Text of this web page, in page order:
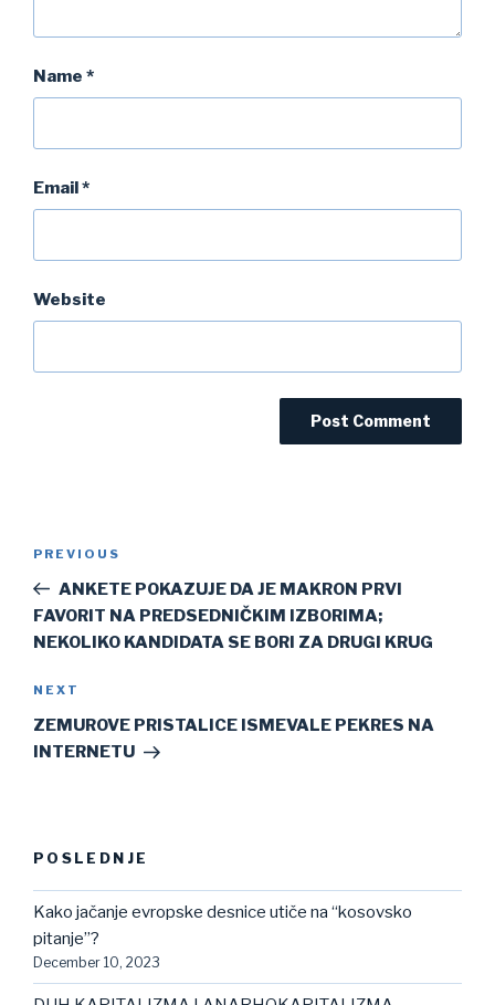
Name *
Email*
Website
Previous
Post
PREVIOUS
ANKETE POKAZUJE DA JE MAKRON PRVI
FAVORIT NA PREDSEDNIČKIM IZBORIMA;
NEKOLIKO KANDIDATA SE BORI ZA DRUGI KRUG
Next
Post
NEXT
ZEMUROVE PRISTALICE ISMEVALE PEKRES NA
INTERNETU
POSLEDNJE
Kako jačanje evropske desnice utiče na “kosovsko
pitanje”?
December 10, 2023